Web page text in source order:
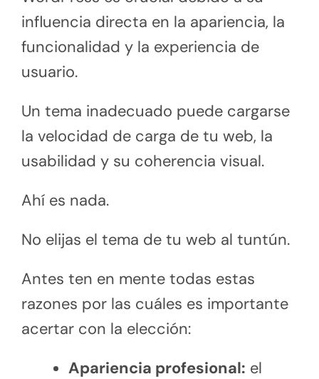
influencia directa en la apariencia, la
funcionalidad y la experiencia de
usuario.
Un tema inadecuado puede cargarse
la velocidad de carga de tu web, la
usabilidad y su coherencia visual.
Ahí es nada.
No elijas el tema de tu web al tuntún.
Antes ten en mente todas estas
razones por las cuáles es importante
acertar con la elección:
Apariencia profesional: el